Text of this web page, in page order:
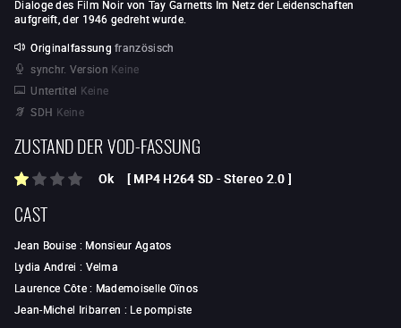
Dialoge des Film Noir von Tay Garnetts Im Netz der Leidenschaften
aufgreift, der 1946 gedreht wurde.
Originalfassung französisch
synchr. Version Keine
Untertitel Keine
SDH Keine
ZUSTAND DER VOD-FASSUNG
Ok [ MP4 H264 SD -Stereo 2.0 ]
CAST
Jean Bouise : Monsieur Agatos
Lydia Andrei : Velma
Laurence Côte: Mademoiselle Oïnos
Jean-Michel Iribarren : Le pompiste